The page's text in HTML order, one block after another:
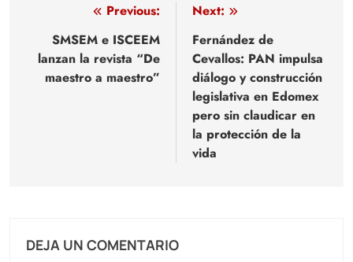
Navegación
entradas
Previous:
SMSEM e ISCEEM
lanzan la revista “De
maestro a maestro”
Next:
Fernández de
Cevallos: PAN impulsa
diálogo y construcción
legislativa en Edomex
pero sin claudicar en
la protección de la
vida
DEJA UN COMENTARIO